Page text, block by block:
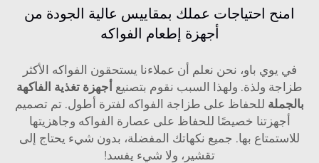
امنح احتياجات عملك بمقاييس عالية الجودة من
أجهزة إطعام الفواكه
في يوي باو، نحن نعلم أن عملاءنا يستحقون الفواكه الأكثر
طزاجة ولذة. ولهذا السبب نقوم بتصنيع أجهزة تغذية الفاكهة
بالجملة للحفاظ على طزاجة الفواكه لفترة أطول. تم تصميم
أجهزتنا خصيصًا للحفاظ على عصارة الفواكه وجاهزيتها
للاستمتاع بها. جميع نكهاتك المفضلة، بدون شيء يحتاج إلى
تقشير، ولا شيء يفسد!